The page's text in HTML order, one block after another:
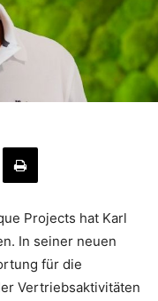
Projects hat Karl
In seiner neuen
für die
Vertriebsaktivitäten